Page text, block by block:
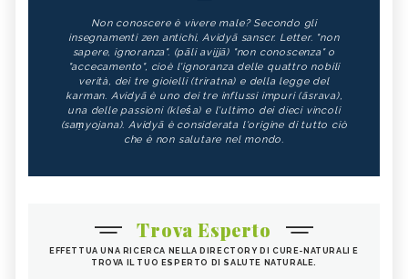
Non conoscere è vivere male? Secondo gli
insegnamenti zen antichi, Avidyā sanscr. Letter. "non
sapere, ignoranza". (pāli avijjā) "non conoscenza" o
"accecamento", cioè l'ignoranza delle quattro nobili
verità, dei tre gioielli (triratna) e della legge del
karman. Avidyā è uno dei tre influssi impuri (āsrava),
una delle passioni (kleśa) e l'ultimo dei dieci vincoli
(saṃyojana). Avidyā è considerata l'origine di tutto ciò
che è non salutare nel mondo.
Trova Esperto
EFFETTUA UNA RICERCA NELLA DIRECTORY DI CURE-NATURALI E
TROVA IL TUO ESPERTO DI SALUTE NATURALE.